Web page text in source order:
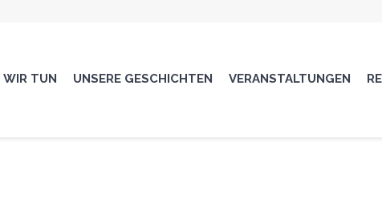
WIR TUN UNSERE GESCHICHTEN VERANSTALTUNGEN